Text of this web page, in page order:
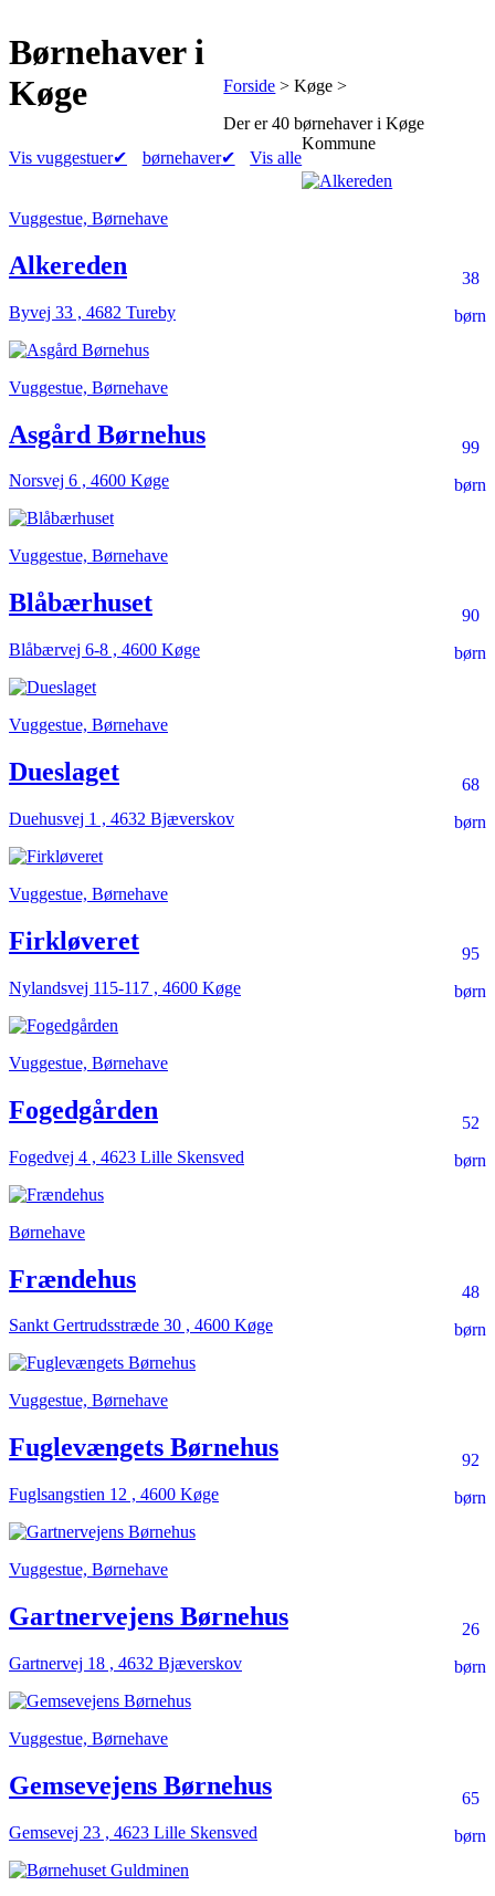
Børnehaveri
Køge
Vis vuggestuer✔ børnehaver✔ Vis alle
Forside > Køge >
Der er40 børnehaveri Køge
Kommune
Vuggestue, Børnehave
38
børn
Alkereden
Byvej 33 , 4682 Tureby
Vuggestue, Børnehave
99
børn
Asgård Børnehus
Norsvej 6 , 4600 Køge
Vuggestue, Børnehave
90
børn
Blåbærhuset
Blåbærvej 6-8 , 4600 Køge
Vuggestue, Børnehave
68
børn
Dueslaget
Duehusvej 1 , 4632 Bjæverskov
Vuggestue, Børnehave
95
børn
Firkløveret
Nylandsvej 115-117 , 4600 Køge
Vuggestue, Børnehave
52
børn
Fogedgården
Fogedvej 4 , 4623 Lille Skensved
Børnehave
48
børn
Frændehus
Sankt Gertrudsstræde 30 , 4600 Køge
Vuggestue, Børnehave
92
børn
Fuglevængets Børnehus
Fuglsangstien 12 , 4600 Køge
Vuggestue, Børnehave
26
børn
Gartnervejens Børnehus
Gartnervej 18 , 4632 Bjæverskov
Vuggestue, Børnehave
65
børn
Gemsevejens Børnehus
Gemsevej 23 , 4623 Lille Skensved